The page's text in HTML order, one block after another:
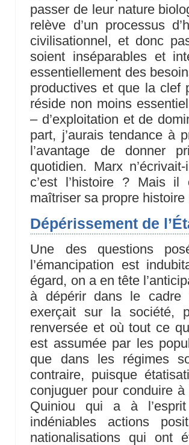
passer de leur nature
relève d’un processus
civilisationnel, et donc
soient inséparables et
essentiellement des
productives et que la clef
réside non moins
– d’exploitation et de
part, j’aurais tendance à
l’avantage de donner
quotidien. Marx
c’est l’histoire ? Mais
maîtriser sa propre
Dépérissement de
Une des questions
l’émancipation est
égard, on a en tête
à dépérir dans le cadre
exerçait sur la société,
renversée et où tout ce
est assumée par les
que dans les régimes
contraire, puisque
conjuguer pour conduire
Quiniou qui a à
indéniables actions
nationalisations qui ont